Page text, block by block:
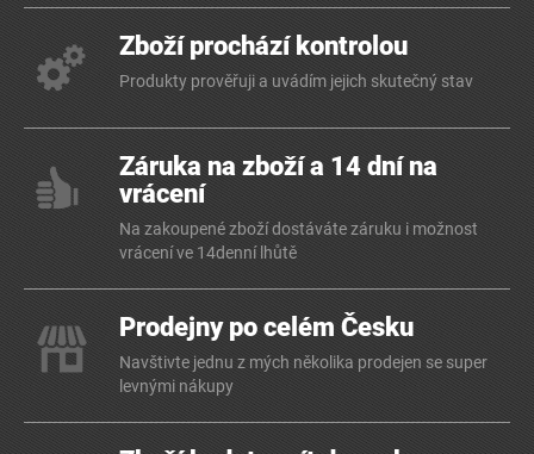
Zboží prochází kontrolou
Produkty prověřuji a uvádím jejich skutečný stav
Záruka na zboží a 14 dní na
vrácení
Na zakoupené zboží dostáváte záruku i možnost
vrácení ve 14denní lhůtě
Prodejny po celém Česku
Navštivte jednu z mých několika prodejen se super
levnými nákupy